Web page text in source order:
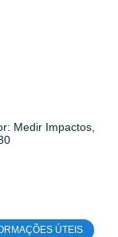
Medir Impactos,
ÚTEIS